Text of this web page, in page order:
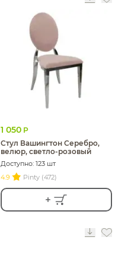
1 050 Р
Стул Вашингтон Серебро,
велюр, светло-розовый
Доступно: 123 шт
4.9
Pinty (472)